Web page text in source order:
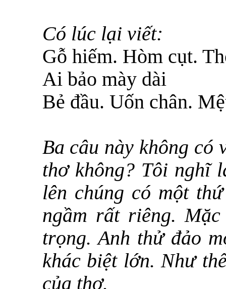
Có lúc lại viết:
Gỗ hiếm. Hòm cụt.
Ai bảo mày dài
Bẻ đầu. Uốn chân.
Ba câu này không có
thơ không? Tôi nghĩ
lên chúng có một
ngầm rất riêng.
trọng. Anh thử đảo
khác biệt lớn. Như
của thơ.